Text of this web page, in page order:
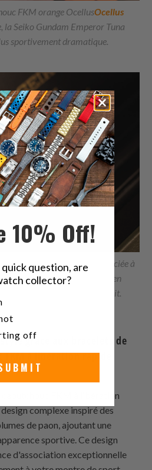
FKM orange OcellusOcellus
la Seiko Gundam Emperor Tuna
sportivement dramatique.
Prospex SBDX027 associée à
Bracelet de montre de sport en
rapide est un mariage parfait.
grâce aux bracelets de
à libération rapide
caoutchouc FKM à libération
complexe inspiré des
de paon, ajoutant une
sportive. Ce design
d'association exceptionnelle
10% Off!
question, are
collector?
collector?
off